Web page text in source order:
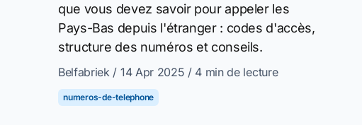
que vous devez savoir pour appeler les
Pays-Bas depuis l'étranger : codes d'accès,
structure des numéros et conseils.
Belfabriek / 14 Apr 2025 / 4 min de lecture
numeros-de-telephone